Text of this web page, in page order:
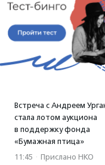
Встреча с Андреем
стала лотом аукциона
в поддержку фонда
«Бумажная птица»
11:45 · Прислано НКО